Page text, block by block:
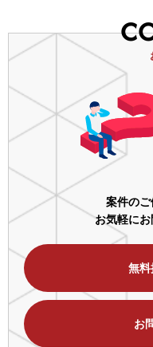
案件のご
お気軽にお
無料
お